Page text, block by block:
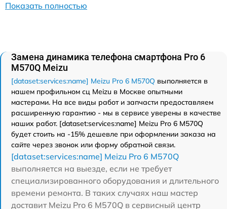
Показать полностью
Замена динамика телефона смартфона Pro 6
M570Q Meizu
[dataset:services:name] Meizu Pro 6 M570Q выполняется в
нашем профильном сц Meizu в Москве опытными
мастерами. На все виды работ и запчасти предоставляем
расширенную гарантию - мы в сервисе уверены в качестве
наших работ. [dataset:services:name] Meizu Pro 6 M570Q
будет стоить на -15% дешевле при оформлении заказа на
сайте через звонок или форму обратной связи.
[dataset:services:name] Meizu Pro 6 M570Q
выполняется на выезде, если не требует
специализированного оборудования и длительного
времени ремонта. В таких случаях наш мастер
доставит Meizu Pro 6 M570Q в сервисный центр